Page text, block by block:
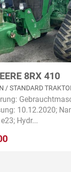
8RX 410
/ STANDARD
10.12.2020;
Hydr...